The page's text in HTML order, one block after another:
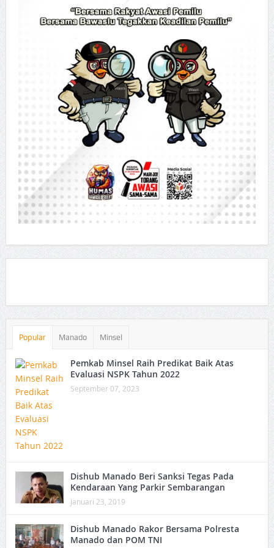
Popular Manado Minsel
Pemkab Minsel Raih Predikat Baik Atas
Evaluasi NSPK Tahun 2022
September 07, 2023
Dishub Manado Beri Sanksi Tegas Pada
Kendaraan Yang Parkir Sembarangan
Januari 23, 2019
Dishub Manado Rakor Bersama Polresta
Manado dan POM TNI